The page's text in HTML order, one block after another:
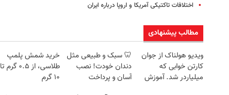
اختلافات تاکتیکی آمریکا و اروپا درباره ایران
مطالب پیشنهادی
ویدیو هولناک از جوان
کارتن خوابی که
میلیاردر شد. آموزش
🦷 سبک و طبیعی مثل
دندان خودت! نصب
آسان و پرداخت
خرید شمش پلمپ
طلاسی، از ۰.۵ گرم تا
۱۰ گرم